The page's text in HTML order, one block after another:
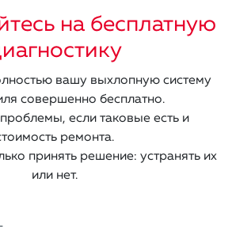
на бесплатную
вашу выхлопную систему
совершенно бесплатно.
если таковые есть и
ремонта.
принять решение: устранять их
или нет.